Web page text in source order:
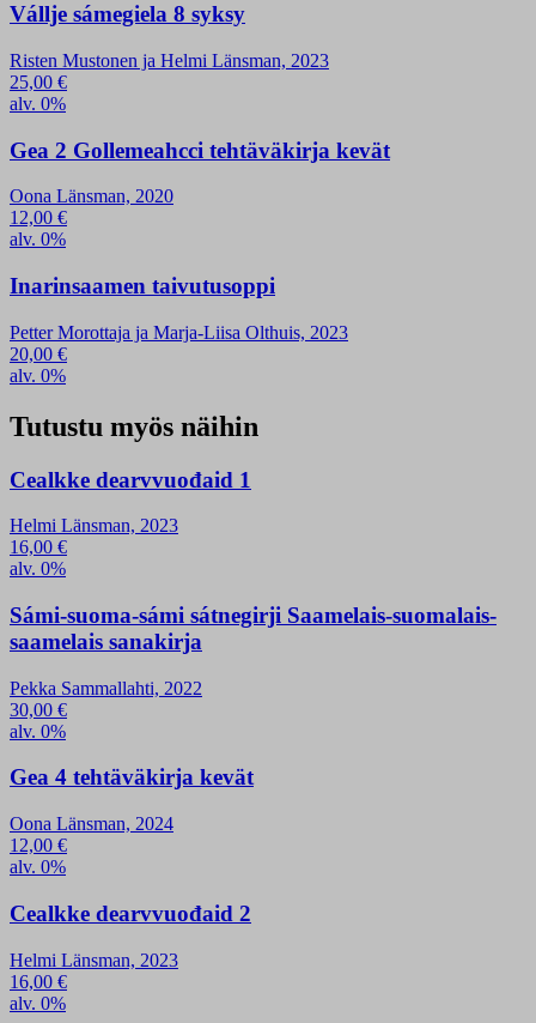
Vállje sámegiela 8 syksy
Risten Mustonen ja Helmi Länsman, 2023
25,00 €
alv. 0%
Gea 2 Gollemeahcci tehtäväkirja kevät
Oona Länsman, 2020
12,00 €
alv. 0%
Inarinsaamen taivutusoppi
Petter Morottaja ja Marja-Liisa Olthuis, 2023
20,00 €
alv. 0%
Tutustu myös näihin
Cealkke dearvvuođaid 1
Helmi Länsman, 2023
16,00 €
alv. 0%
Sámi-suoma-sámi sátnegirji Saamelais-suomalais-
saamelais sanakirja
Pekka Sammallahti, 2022
30,00 €
alv. 0%
Gea 4 tehtäväkirja kevät
Oona Länsman, 2024
12,00 €
alv. 0%
Cealkke dearvvuođaid 2
Helmi Länsman, 2023
16,00 €
alv. 0%